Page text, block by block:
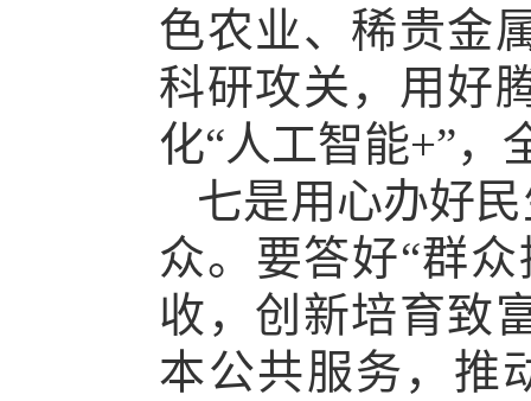
色农业、稀贵金
科研攻关，用好
化“人工智能+”，
七是用心办好
众。要答好“群
收，创新培育致
本公共服务，推